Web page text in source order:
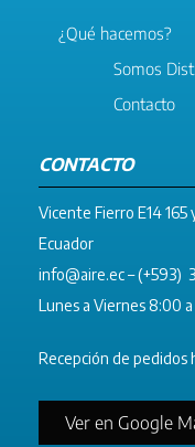
¿Qué hacemos?
Somos
Contacto
CONTACTO
Vicente Fierro E14 165
Ecuador
info@aire.ec– (+593)
Lunes a Viernes 8:00 a
Recepción de pedidos
Ver en Google